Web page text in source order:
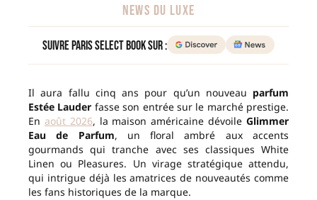
NEWS DU LUXE
Suivre Paris Select Book sur :
Il aura fallu cinq ans pour qu’un nouveau parfum
Estée Lauder fasse son entrée sur le marché prestige.
En août 2026, la maison américaine dévoileGlimmer
Eau de Parfum, un floral ambré aux accents
gourmands qui tranche avec ses classiques White
Linen ou Pleasures. Un virage stratégique attendu,
qui intrigue déjà les amatrices de nouveautés comme
les fans historiques de la marque.